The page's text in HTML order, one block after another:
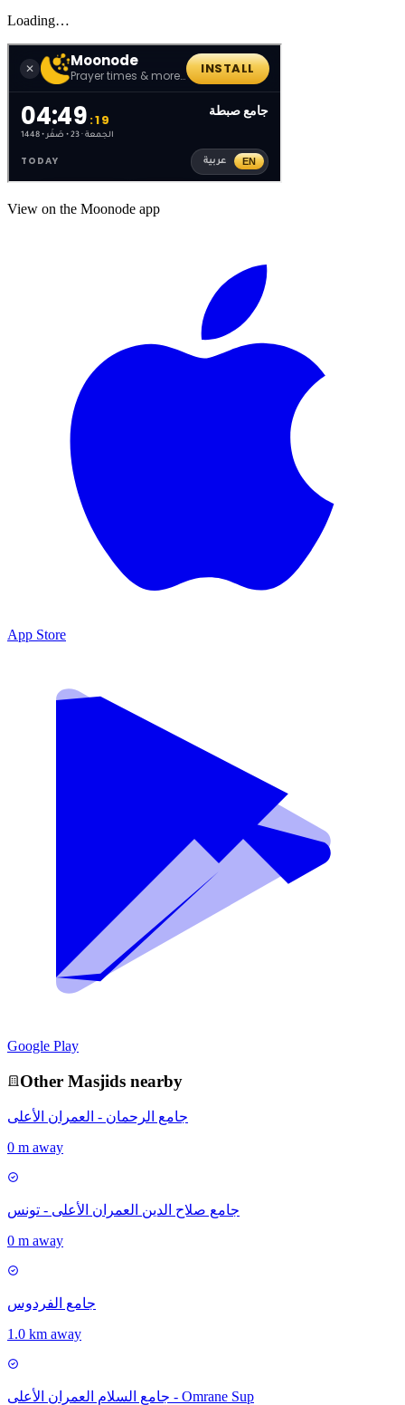
Loading…
View on the Moonode app
App Store
Google Play
Other Masjids nearby
جامع الرحمان - العمران الأعلى
0 m away
جامع صلاح الدين العمران الأعلى - تونس
0 m away
جامع الفردوس
1.0 km away
جامع السلام العمران الأعلى - Omrane Sup